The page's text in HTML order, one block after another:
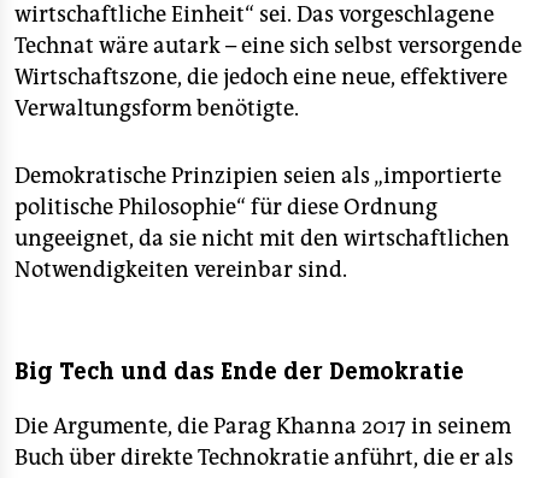
wirtschaftliche Einheit“ sei. Das vorgeschlagene
Technat wäre autark – eine sich selbst versorgende
Wirtschaftszone, die jedoch eine neue, effektivere
Verwaltungsform benötigte.
Demokratische Prinzipien seien als „importierte
politische Philosophie“ für diese Ordnung
ungeeignet, da sie nicht mit den wirtschaftlichen
Notwendigkeiten vereinbar sind.
Big Tech und das Ende der Demokratie
Die Argumente, die Parag Khanna 2017 in seinem
Buch über direkte Technokratie anführt, die er als